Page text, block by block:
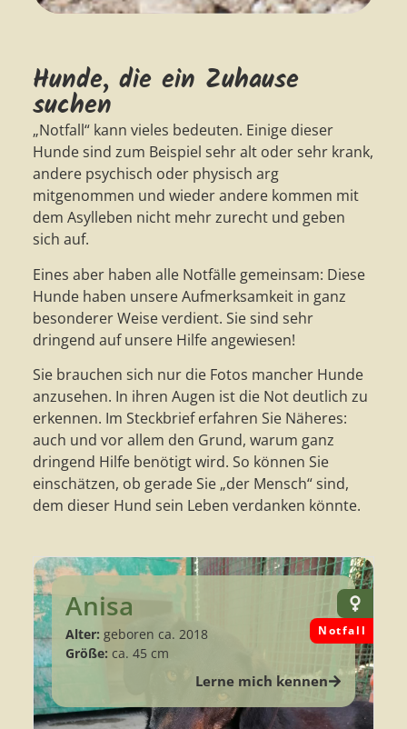
Hunde, die ein Zuhause
suchen
„Notfall“ kann vieles bedeuten. Einige dieser
Hunde sind zum Beispiel sehr alt oder sehr krank,
andere psychisch oder physisch arg
mitgenommen und wieder andere kommen mit
dem Asylleben nicht mehr zurecht und geben
sich auf.
Eines aber haben alle Notfälle gemeinsam: Diese
Hunde haben unsere Aufmerksamkeit in ganz
besonderer Weise verdient. Sie sind sehr
dringend auf unsere Hilfe angewiesen!
Sie brauchen sich nur die Fotos mancher Hunde
anzusehen. In ihren Augen ist die Not deutlich zu
erkennen. Im Steckbrief erfahren Sie Näheres:
auch und vor allem den Grund, warum ganz
dringend Hilfe benötigt wird. So können Sie
einschätzen, ob gerade Sie „der Mensch“ sind,
dem dieser Hund sein Leben verdanken könnte.
Anisa
Alter: geboren ca. 2018
Größe: ca. 45 cm
Lerne mich kennen
Notfall